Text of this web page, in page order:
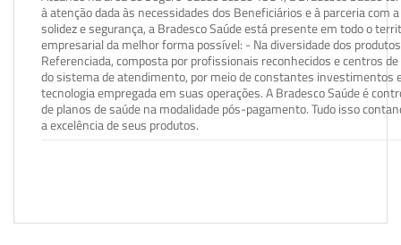
à atenção dada às necessidades dos Beneficiários e à parceria com
solidez e segurança, a Bradesco Saúde está presente em todo o
empresarial da melhor forma possível: - Na diversidade dos
Referenciada, composta por profissionais reconhecidos e centros
do sistema de atendimento, por meio de constantes investimentos
tecnologia empregada em suas operações. A Bradesco Saúde é
de planos de saúde na modalidade pós-pagamento. Tudo isso
a excelência de seus produtos.